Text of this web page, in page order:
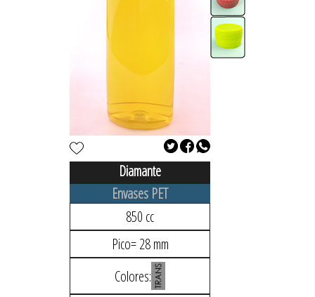
Diamante
Envases PET
850 cc
Pico= 28 mm
Colores: